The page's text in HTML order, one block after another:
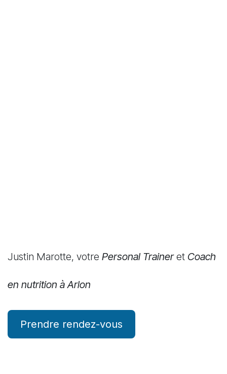
Justin Marotte, votre Personal Traineret Coach
en nutrition à Arlon
Prendre rende​​​​​​​​z-vous